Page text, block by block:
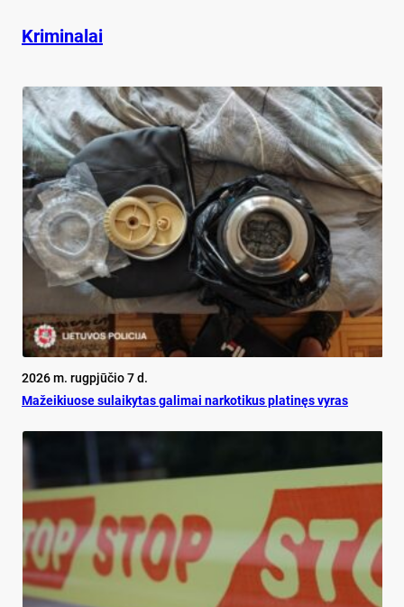
Kriminalai
2026 m. rugpjūčio 7 d.
Mažeikiuose sulaikytas galimai narkotikus platinęs vyras